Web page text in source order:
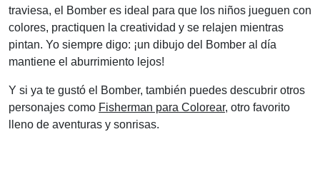
traviesa, el Bomber es ideal para que los niños jueguen con
colores, practiquen la creatividad y se relajen mientras
pintan. Yo siempre digo: ¡un dibujo del Bomber al día
mantiene el aburrimiento lejos!
Y si ya te gustó el Bomber, también puedes descubrir otros
personajes como Fisherman para Colorear, otro favorito
lleno de aventuras y sonrisas.